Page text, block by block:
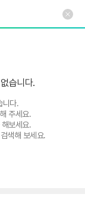
습니다.
니다.
주세요.
보세요.
색해 보세요.